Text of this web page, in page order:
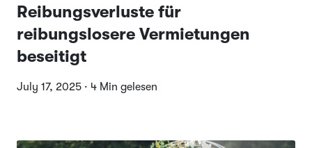
Reibungsverluste für
reibungslosere Vermietungen
beseitigt
July 17, 2025 · 4 Min gelesen